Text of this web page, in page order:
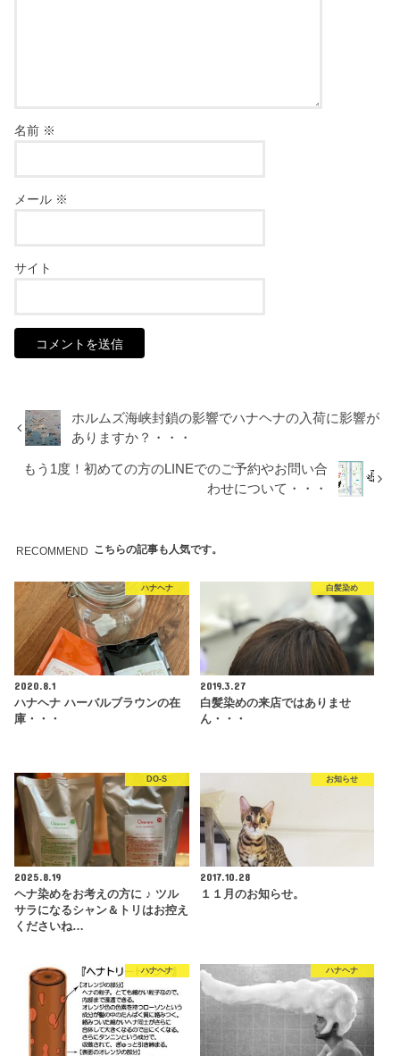
名前 ※
メール ※
サイト
ホルムズ海峡封鎖の影響でハナヘナの入荷に影響が
ありますか？・・・
もう1度！初めての方のLINEでのご予約やお問い合
わせについて・・・
RECOMMEND こちらの記事も人気です。
ハナヘナ
2020.8.1
ハナヘナ ハーバルブラウンの在
庫・・・
白髪染め
2019.3.27
白髪染めの来店ではありませ
ん・・・
DO-S
2025.8.19
ヘナ染めをお考えの方に ♪ ツル
サラになるシャン＆トリはお控え
くださいね…
お知らせ
2017.10.28
１１月のお知らせ。
ハナヘナ ハナヘナ